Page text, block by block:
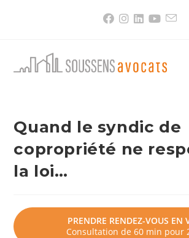
Quand le syndic de
copropriété ne
la loi…
PRENDRE RENDEZ-VOUS EN
Consultation de 60 min pour